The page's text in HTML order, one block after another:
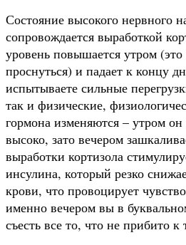
Состояние высокого нервного
сопровождается выработкой
уровень повышается утром
проснуться) и падает к концу
испытываете сильные
так и физические,
гормона изменяются – утром
высоко, зато вечером
выработки кортизола
инсулина, который резко
крови, что провоцирует
именно вечером вы в
съесть все то, что не прибито к